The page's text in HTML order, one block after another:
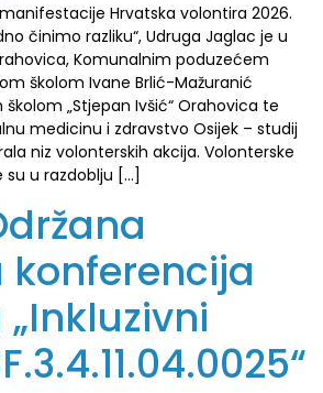
Hrvatska volontira 2026.
činimo razliku“, Udruga Jaglac je u
Komunalnim poduzećem
školom Ivane Brlić-Mažuranić
„Stjepan Ivšić“ Orahovica te
medicinu i zdravstvo Osijek – studij
niz volonterskih akcija. Volonterske
u razdoblju […]
konferencija